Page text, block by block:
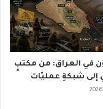
في العراق: من مكتبٍ
شبكةِ عمليّات